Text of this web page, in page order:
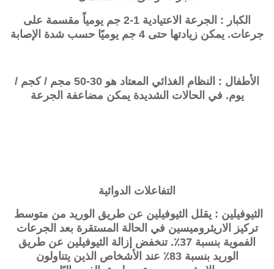
الكبار : الجرعة الاعتيادية 1-2 جم يومياً مقسمة على
جرعات. يمكن زيادتها حتى 4 جم يوميًا حسب شدة الإصابة
الأطفال : النظام الغذائي المعتاد هو 30-50 مجم / كجم /
يوم. في الحالات الشديدة يمكن مضاعفة الجرعة
التفاعلات الدوائية
الثيوفيلين : يقلل الثيوفيلين عن طريق الوريد من متوسط ​​
تركيز الاريثروميسين في الحالة المستقرة بعد الجرعات
الفموية بنسبة 37٪. تنخفض إزالة الثيوفيلين عن طريق
الوريد بنسبة 83٪ عند الأشخاص الذين يتناولون